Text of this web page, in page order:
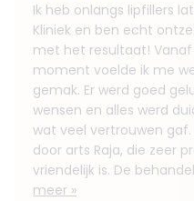
Ik heb onlangs lipfillers
Kliniek en ben echt
met het resultaat!
moment voelde ik me
gemak. Er werd goed
wensen en alles werd
wat veel vertrouwen
door arts Raja, die zeer
vriendelijk is. De
meer »